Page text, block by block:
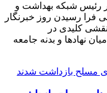
رئیس شبکه بهداشت و
فرا رسیدن روز خبرنگار
کلیدی در
نهادها و بدنه جامعه